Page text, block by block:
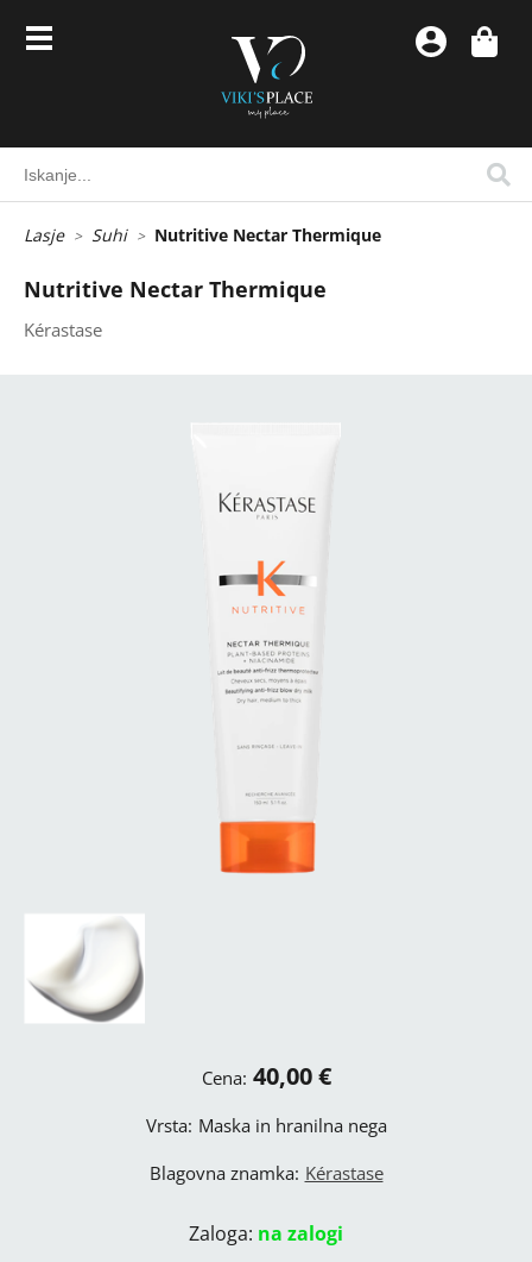
Lasje Suhi Nutritive Nectar Thermique
Nutritive Nectar Thermique
Kérastase
Cena: 40,00 €
Vrsta: Maska in hranilna nega
Blagovna znamka: Kérastase
Zaloga: na zalogi